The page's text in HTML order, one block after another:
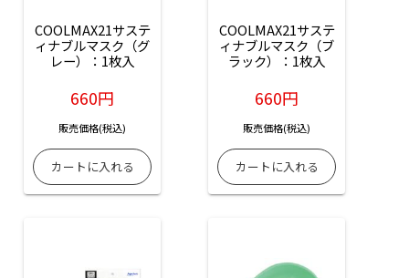
COOLMAX21サステ
ィナブルマスク（グ
レー）：1枚入
660円
販売価格(税込)
COOLMAX21サステ
ィナブルマスク（ブ
ラック）：1枚入
660円
販売価格(税込)